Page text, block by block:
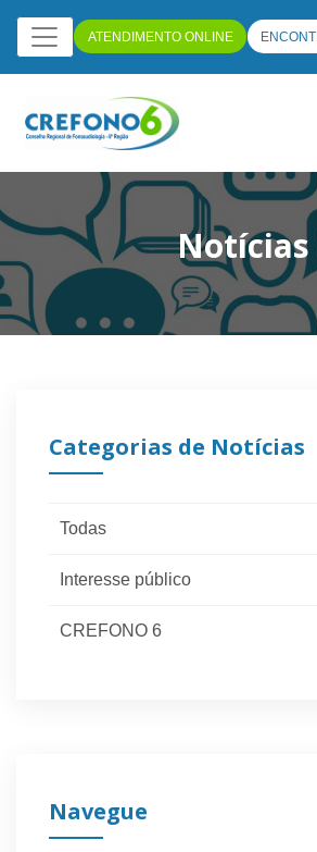
ATENDIMENTO ONLINE
Notícias
Categorias de Notícias
Todas
Interesse público
CREFONO 6
Navegue